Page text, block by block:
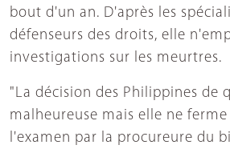
bout d'un an. D'après les
défenseurs des droits, elle
investigations sur les meurtres.
"La décision des Philippines de
malheureuse mais elle ne
l'examen par la procureure du